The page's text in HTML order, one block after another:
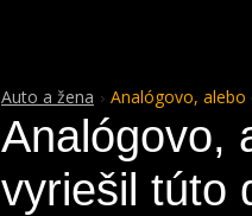
Auto a žena Analógovo, alebo
Analógovo,
vyriešil túto